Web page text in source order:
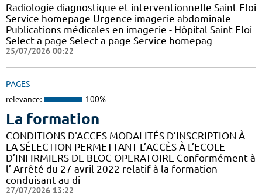
Radiologie diagnostique et interventionnelle Saint Eloi
Service homepage Urgence imagerie abdominale
Publications médicales en imagerie - Hôpital Saint Eloi
Select a page Select a page Service homepag
25/07/2026 00:22
PAGES
relevance: 100%
La formation
CONDITIONS D'ACCES MODALITÉS D’INSCRIPTION À
LA SÉLECTION PERMETTANT L’ACCÈS À L’ECOLE
D’INFIRMIERS DE BLOC OPERATOIRE Conformément à
l’ Arrêté du 27 avril 2022 relatif à la formation
conduisant au di
27/07/2026 13:22